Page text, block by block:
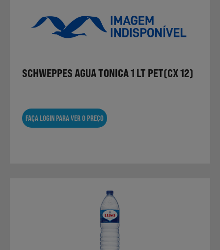
SCHWEPPES AGUA TONICA 1 LT PET(CX 12)
FAÇA LOGIN PARA VER O PREÇO